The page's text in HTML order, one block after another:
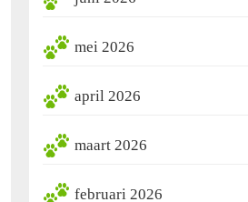
mei 2026
april 2026
maart 2026
februari 2026